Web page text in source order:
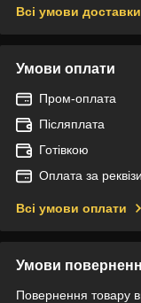
Всі умови доставки
Умови оплати
Пром-оплата
Післяплата
Готівкою
Оплата за
Всі умови оплати
Умови
Повернення товару